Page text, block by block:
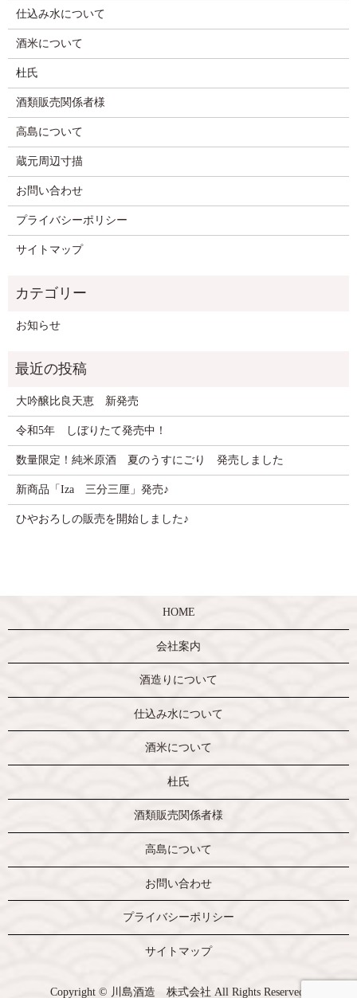
仕込み水について
酒米について
杜氏
酒類販売関係者様
高島について
蔵元周辺寸描
お問い合わせ
プライバシーポリシー
サイトマップ
お知らせ
大吟醸比良天恵 新発売
令和5年 しぼりたて発売中！
数量限定！純米原酒 夏のうすにごり 発売しました
新商品「Iza 三分三厘」発売♪
ひやおろしの販売を開始しました♪
HOME
会社案内
酒造りについて
仕込み水について
酒米について
杜氏
酒類販売関係者様
高島について
お問い合わせ
プライバシーポリシー
サイトマップ
Copyright © 川島酒造 株式会社 All Rights Reserved.